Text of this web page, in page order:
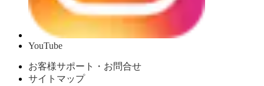
YouTube
お客様サポート・お問合せ
サイトマップ